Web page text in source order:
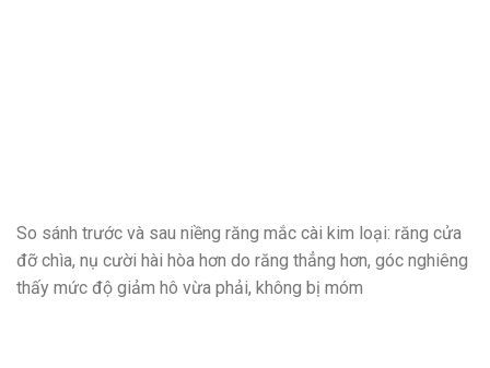
So sánh trước và sau niềng răng mắc cài kim loại: răng cửa
đỡ chìa, nụ cười hài hòa hơn do răng thẳng hơn, góc nghiêng
thấy mức độ giảm hô vừa phải, không bị móm